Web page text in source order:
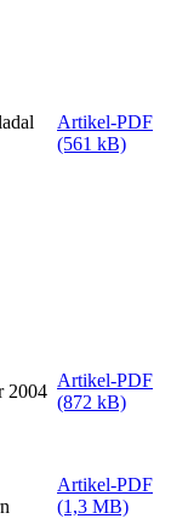
Artikel-PDF
(561 kB)
2004
Artikel-PDF
(872 kB)
Artikel-PDF
(1,3 MB)